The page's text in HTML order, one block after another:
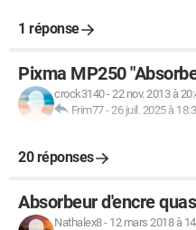
1 réponse
Pixma MP250
crock3140-22 nov. 2013 à
Frim77-26 juil. 2025 à
20 réponses
Absorbeur d'encre
Nathalex8- 12 mars 2018 à